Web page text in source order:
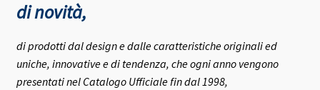
di novità,
di prodotti dal design e dalle caratteristiche originali ed
uniche, innovative e di tendenza, che ogni anno vengono
presentati nel Catalogo Ufficiale fin dal 1998,